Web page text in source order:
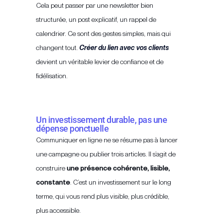
Cela peut passer par une newsletter bien
structurée, un post explicatif, un rappel de
calendrier. Ce sont des gestes simples, mais qui
changent tout. Créer du lien avec vos clients
devient un véritable levier de confiance et de
fidélisation.
Un investissement durable, pas une
dépense ponctuelle
Communiquer en ligne ne se résume pas à lancer
une campagne ou publier trois articles. Il s’agit de
construireune présence cohérente, lisible,
constante . C’est un investissement sur le long
terme, qui vous rend plus visible, plus crédible,
plus accessible.